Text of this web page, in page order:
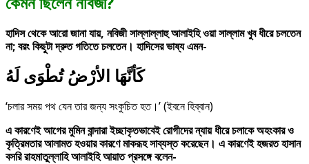
হাদিস থেকে আরো জানা যায়, নবিজী সাল্লাল্লাহু আলাইহি ওয়া সাল্লাম খুব ধীরে চলতেন
না; বরং কিছুটা দ্রুত গতিতে চলতেন। হাদিসের ভাষ্য এমন-
كَأنَّهَا الأرْضُ تُطْوَى لَهُ
‘চলার সময় পথ যেন তার জন্য সংকুচিত হত।’ (ইবনে হিব্বান)
এ কারণেই আগের মুমিন বান্দারা ইচ্ছাকৃতভাবেই রোগীদের ন্যায় ধীরে চলাকে অহংকার ও
কৃত্রিমতার আলামত হওয়ার কারণে মাকরূহ সাব্যস্ত করেছেন। এ কারণেই হজরত হাসান
বসরি রাহমাতুল্লাহি আলাইহি আয়াত প্রসঙ্গে বলেন-